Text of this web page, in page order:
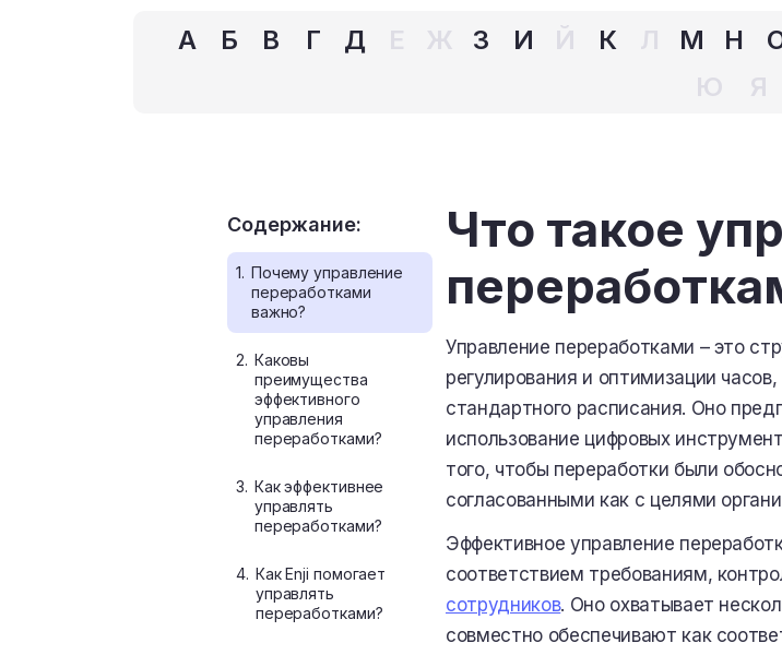
А Б В Г Д Е Ж З И Й К Л М Н
Ю
Я
Содержание:
1. Почему управление
переработками
важно?
2. Каковы
преимущества
эффективного
управления
переработками?
3. Как эффективнее
управлять
переработками?
4. Как Enji помогает
управлять
переработками?
Что такое
Управление переработками – это
регулирования и оптимизации
стандартного расписания. Оно
использование цифровых
того, чтобы переработки были
согласованными как с целями
Эффективное управление
соответствием требованиям,
сотрудников. Оно охватывает
совместно обеспечивают как